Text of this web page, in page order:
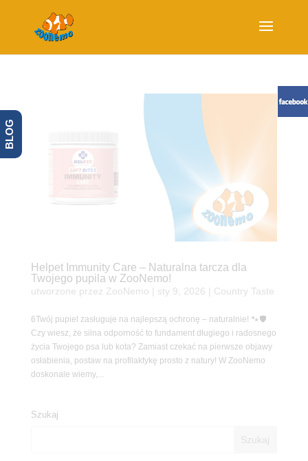
Helpet Immunity Care – Naturalna tarcza dla
Twojego pupila w ZooNemo!
utworzone przez ZooNemo sty 9, 2026 Country Taste
6Twój pupiel zasługuje na najlepszą ochronę – naturalnie! 🐾🛡️
Czy wiesz, że silna odporność to fundament długiego i radosnego
życia Twojego psa lub kota? Zamiast czekać na pierwsze objawy
osłabienia, postaw na profilaktykę prosto z natury! W ZooNemo
doskonale wiemy,...
Szukaj
BLOG